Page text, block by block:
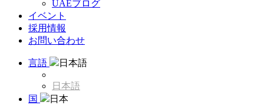
UAEブログ
イベント
採用情報
お問い合わせ
言語 日本語
日本語
国
日本